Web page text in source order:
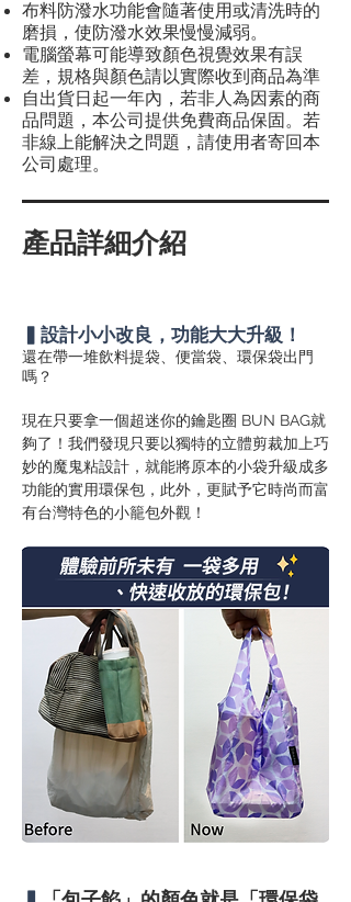
布料防潑水功能會隨著使用或清洗時的
磨損，使防潑水效果慢慢減弱。
電腦螢幕可能導致顏色視覺效果有誤
差，規格與顏色請以實際收到商品為準
自出貨日起一年內，若非人為因素的商
品問題，本公司提供免費商品保固。若
非線上能解決之問題，請使用者寄回本
公司處理。
產品詳細介紹
▍設計小小改良，功能大大升級！
還在帶一堆飲料提袋、便當袋、環保袋出門
嗎？
現在只要拿一個超迷你的鑰匙圈 BUN BAG就
夠了！我們發現只要以獨特的立體剪裁加上巧
妙的魔鬼粘設計，就能將原本的小袋升級成多
功能的實用環保包，此外，更賦予它時尚而富
有台灣特色的小籠包外觀！